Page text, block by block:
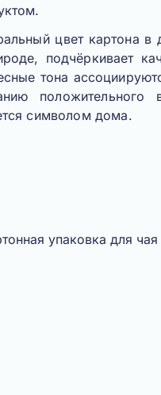
цвет картона в
подчёркивает
тона
положительного
символом дома.